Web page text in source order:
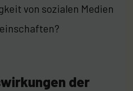
von sozialen Medien
der